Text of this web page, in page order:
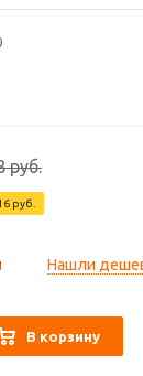
руб.
руб.
Нашли
В корзину